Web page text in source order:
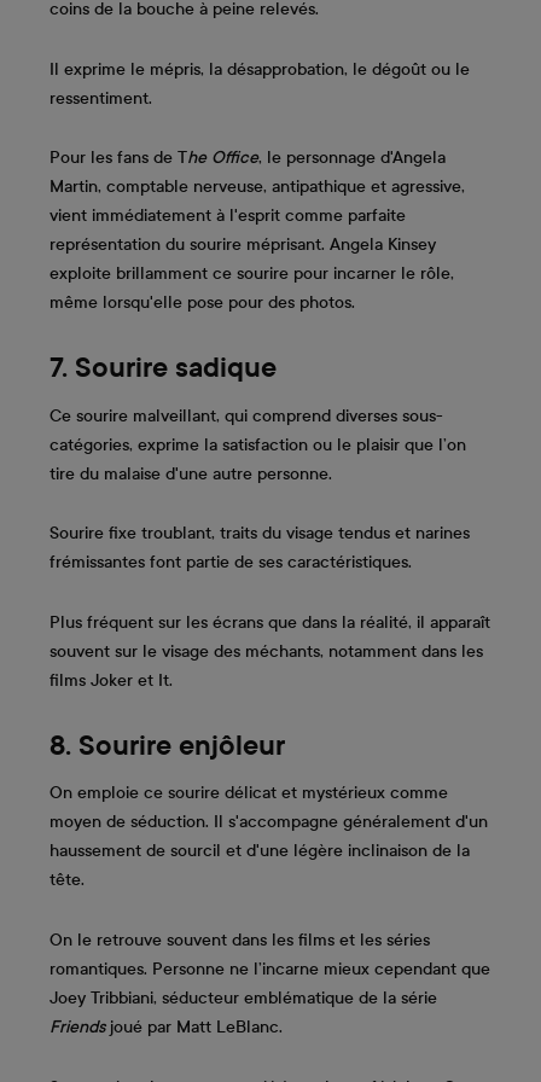
coins de la bouche à peine relevés.
Il exprime le mépris, la désapprobation, le dégoût ou le
ressentiment.
Pour les fans de The Office, le personnage d'Angela
Martin, comptable nerveuse, antipathique et agressive,
vient immédiatement à l'esprit comme parfaite
représentation du sourire méprisant. Angela Kinsey
exploite brillamment ce sourire pour incarner le rôle,
même lorsqu'elle pose pour des photos.
7. Sourire sadique
Ce sourire malveillant, qui comprend diverses sous-
catégories, exprime la satisfaction ou le plaisir que l’on
tire du malaise d'une autre personne.
Sourire fixe troublant, traits du visage tendus et narines
frémissantes font partie de ses caractéristiques.
Plus fréquent sur les écrans que dans la réalité, il apparaît
souvent sur le visage des méchants, notamment dans les
films Joker et It.
8. Sourire enjôleur
On emploie ce sourire délicat et mystérieux comme
moyen de séduction. Il s'accompagne généralement d'un
haussement de sourcil et d'une légère inclinaison de la
tête.
On le retrouve souvent dans les films et les séries
romantiques. Personne ne l’incarne mieux cependant que
Joey Tribbiani, séducteur emblématique de la série
Friendsjoué par Matt LeBlanc.